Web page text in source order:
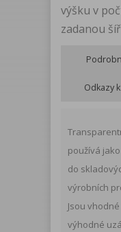
výšku v
zadanou
Odkazy
používá
do
výrobních
Jsou
výhodné